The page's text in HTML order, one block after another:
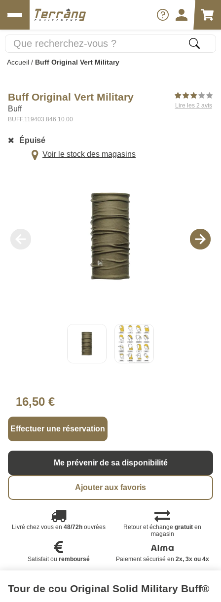
Accueil / Buff Original Vert Military
Buff Original Vert Military
Buff
BUFF.119403.846.10.00
Lire les 2 avis
Épuisé
Voir le stock des magasins
16,50 €
Effectuer une réservation
Me prévenir de sa disponibilité
Ajouter aux favoris
Livré chez vous en 48/72houvrées Retour et échangegratuit en
magasin
Satisfait ou remboursé Paiement sécurisé en 2x, 3x ou 4x
Tour de cou Original Solid Military Buff®